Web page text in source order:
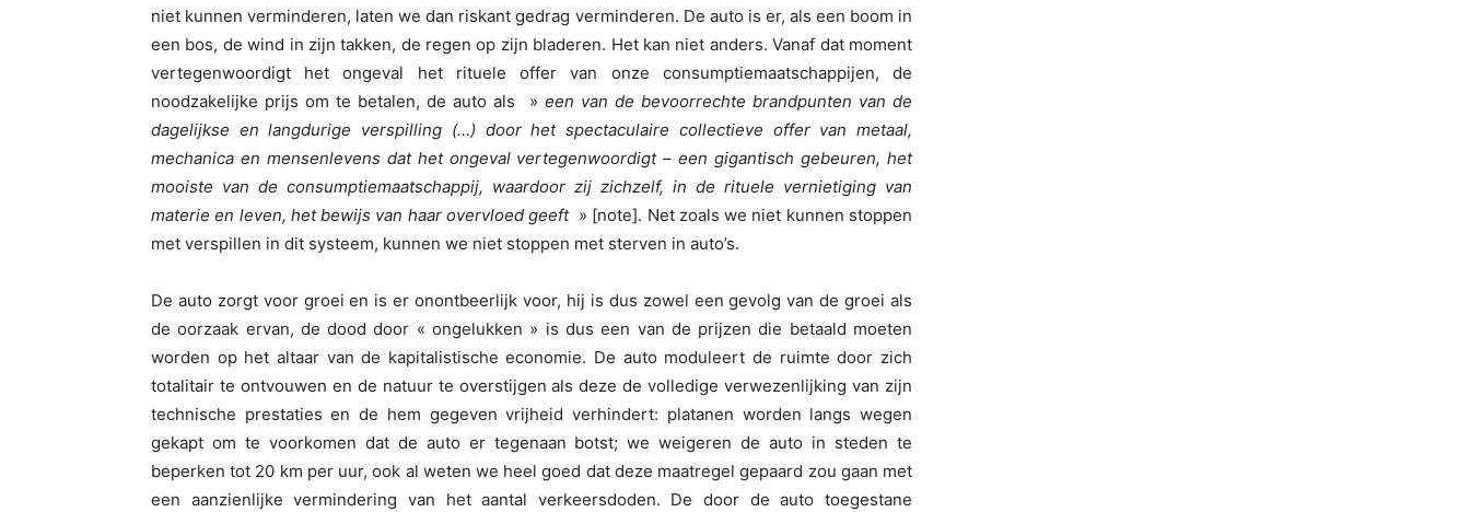
niet kunnen verminderen, laten we dan riskant gedrag verminderen. De auto is er, als een boom in
een bos, de wind in zijn takken, de regen op zijn bladeren. Het kan niet anders. Vanaf dat moment
vertegenwoordigt het ongeval het rituele offer van onze consumptiemaatschappijen, de
noodzakelijke prijs om te betalen, de auto als » een van de bevoorrechte brandpunten van de
dagelijkse en langdurige verspilling (…) door het spectaculaire collectieve offer van metaal,
mechanica en mensenlevens dat het ongeval vertegenwoordigt – een gigantisch gebeuren, het
mooiste van de consumptiemaatschappij, waardoor zij zichzelf, in de rituele vernietiging van
materie en leven, het bewijs van haar overvloed geeft» [note]. Net zoals we niet kunnen stoppen
met verspillen in dit systeem, kunnen we niet stoppen met sterven in auto’s.
De auto zorgt voor groei en is er onontbeerlijk voor, hij is dus zowel een gevolg van de groei als
de oorzaak ervan, de dood door « ongelukken » is dus een van de prijzen die betaald moeten
worden op het altaar van de kapitalistische economie. De auto moduleert de ruimte door zich
totalitair te ontvouwen en de natuur te overstijgen als deze de volledige verwezenlijking van zijn
technische prestaties en de hem gegeven vrijheid verhindert: platanen worden langs wegen
gekapt om te voorkomen dat de auto er tegenaan botst; we weigeren de auto in steden te
beperken tot 20 km per uur, ook al weten we heel goed dat deze maatregel gepaard zou gaan met
een aanzienlijke vermindering van het aantal verkeersdoden. De door de auto toegestane